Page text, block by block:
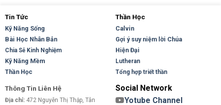
Tin Tức
Kỹ Năng Sống
Bài Học Nhân Bản
Chia Sẻ Kinh Nghiệm
Kỹ Năng Mềm
Thần Học
Thần Học
Calvin
Gợi ý suy niệm lời Chúa
Hiện Đại
Lutheran
Tổng hợp triết thần
Thông Tin Liên Hệ
Địa chỉ: 472 Nguyễn Thị Thập, Tân
Social Network
Yotube Channel